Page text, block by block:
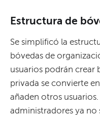
Estructura de
Se simplificó la
bóvedas de
usuarios podrán crear
privada se convierte
añaden otros
administradores ya